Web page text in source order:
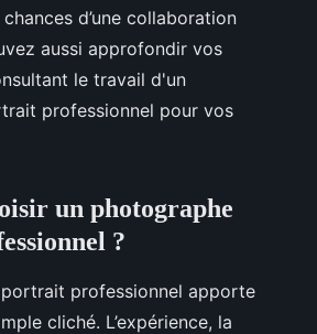
d’une collaboration
aussi approfondir vos
le travail d'un
professionnel pour vos
un photographe
?
professionnel apporte
cliché. L’expérience, la